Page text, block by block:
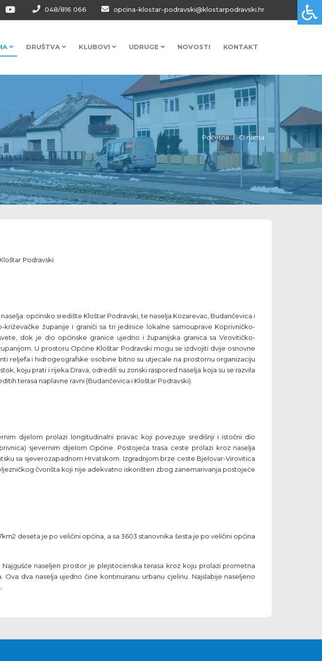
048/816 066 opcina-klostar-podravski@klostarpodravski.hr
DRUŠTVA KLUBOVI UDRUGE NOVOSTI KONTAKT
Početna O nama
Podravski.
općinsko središte Kloštar Podravski, te naselja Kozarevac, Budančevica i
županije i graniči sa tri jedinice lokalne samouprave Koprivničko-
dok je dio općinske granice ujedno i županijska granica sa Virovitičko-
U prostoru Općine Kloštar Podravski mogu se izdvojiti dvije osnovne
reljefa i hidrogeografske osobine bitno su utjecale na prostornu organizaciju
koju prati i rijeka Drava, odredili su zonski raspored naselja koja su se razvila
terasa naplavne ravni (Budančevica i Kloštar Podravski).
dijelom prolazi longitudinalni pravac koji povezuje središnji i istočni dio
sjevernim dijelom Općine. Postojeća trasa ceste prolazi kroz naselja
sa sjeverozapadnom Hrvatskom. Izgradnjom brze ceste Bjelovar-Virovitica
čvorišta koji nije adekvatno iskorišten zbog zanemarivanja postojeće
deseta je po veličini općina, a sa 3603 stanovnika šesta je po veličini općina
naseljen prostor je plejstocenska terasa kroz koju prolazi prometna
dva naselja ujedno čine kontinuiranu urbanu cjelinu. Najslabije naseljeno